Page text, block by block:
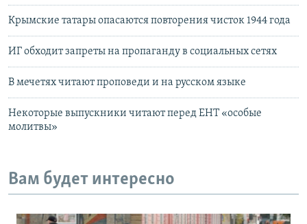
Крымские татары опасаются повторения чисток 1944 года
ИГ обходит запреты на пропаганду в социальных сетях
В мечетях читают проповеди и на русском языке
Некоторые выпускники читают перед ЕНТ «особые
молитвы»
Вам будет интересно